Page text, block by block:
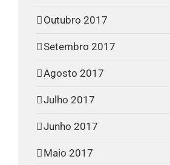
Outubro 2017
Setembro 2017
Agosto 2017
Julho 2017
Junho 2017
Maio 2017